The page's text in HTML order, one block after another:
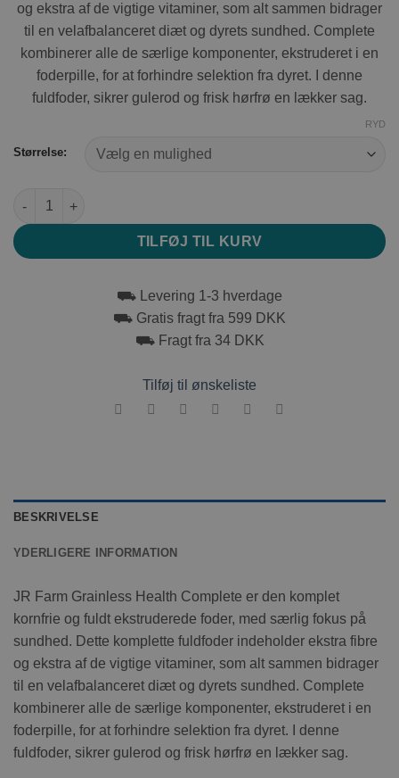
og ekstra af de vigtige vitaminer, som alt sammen bidrager
til en velafbalanceret diæt og dyrets sundhed. Complete
kombinerer alle de særlige komponenter, ekstruderet i en
foderpille, for at forhindre selektion fra dyret. I denne
fuldfoder, sikrer gulerod og frisk hørfrø en lækker sag.
Størrelse:
RYD
JR Farm Grainless Health Complete Dværgkanin antal
TILFØJ TIL KURV
⛟ Levering 1-3 hverdage
⛟ Gratis fragt fra 599 DKK
⛟ Fragt fra 34 DKK
Tilføj til ønskeliste
BESKRIVELSE
YDERLIGERE INFORMATION
JR Farm Grainless Health Complete er den komplet
kornfrie og fuldt ekstruderede foder, med særlig fokus på
sundhed. Dette komplette fuldfoder indeholder ekstra fibre
og ekstra af de vigtige vitaminer, som alt sammen bidrager
til en velafbalanceret diæt og dyrets sundhed. Complete
kombinerer alle de særlige komponenter, ekstruderet i en
foderpille, for at forhindre selektion fra dyret. I denne
fuldfoder, sikrer gulerod og frisk hørfrø en lækker sag.